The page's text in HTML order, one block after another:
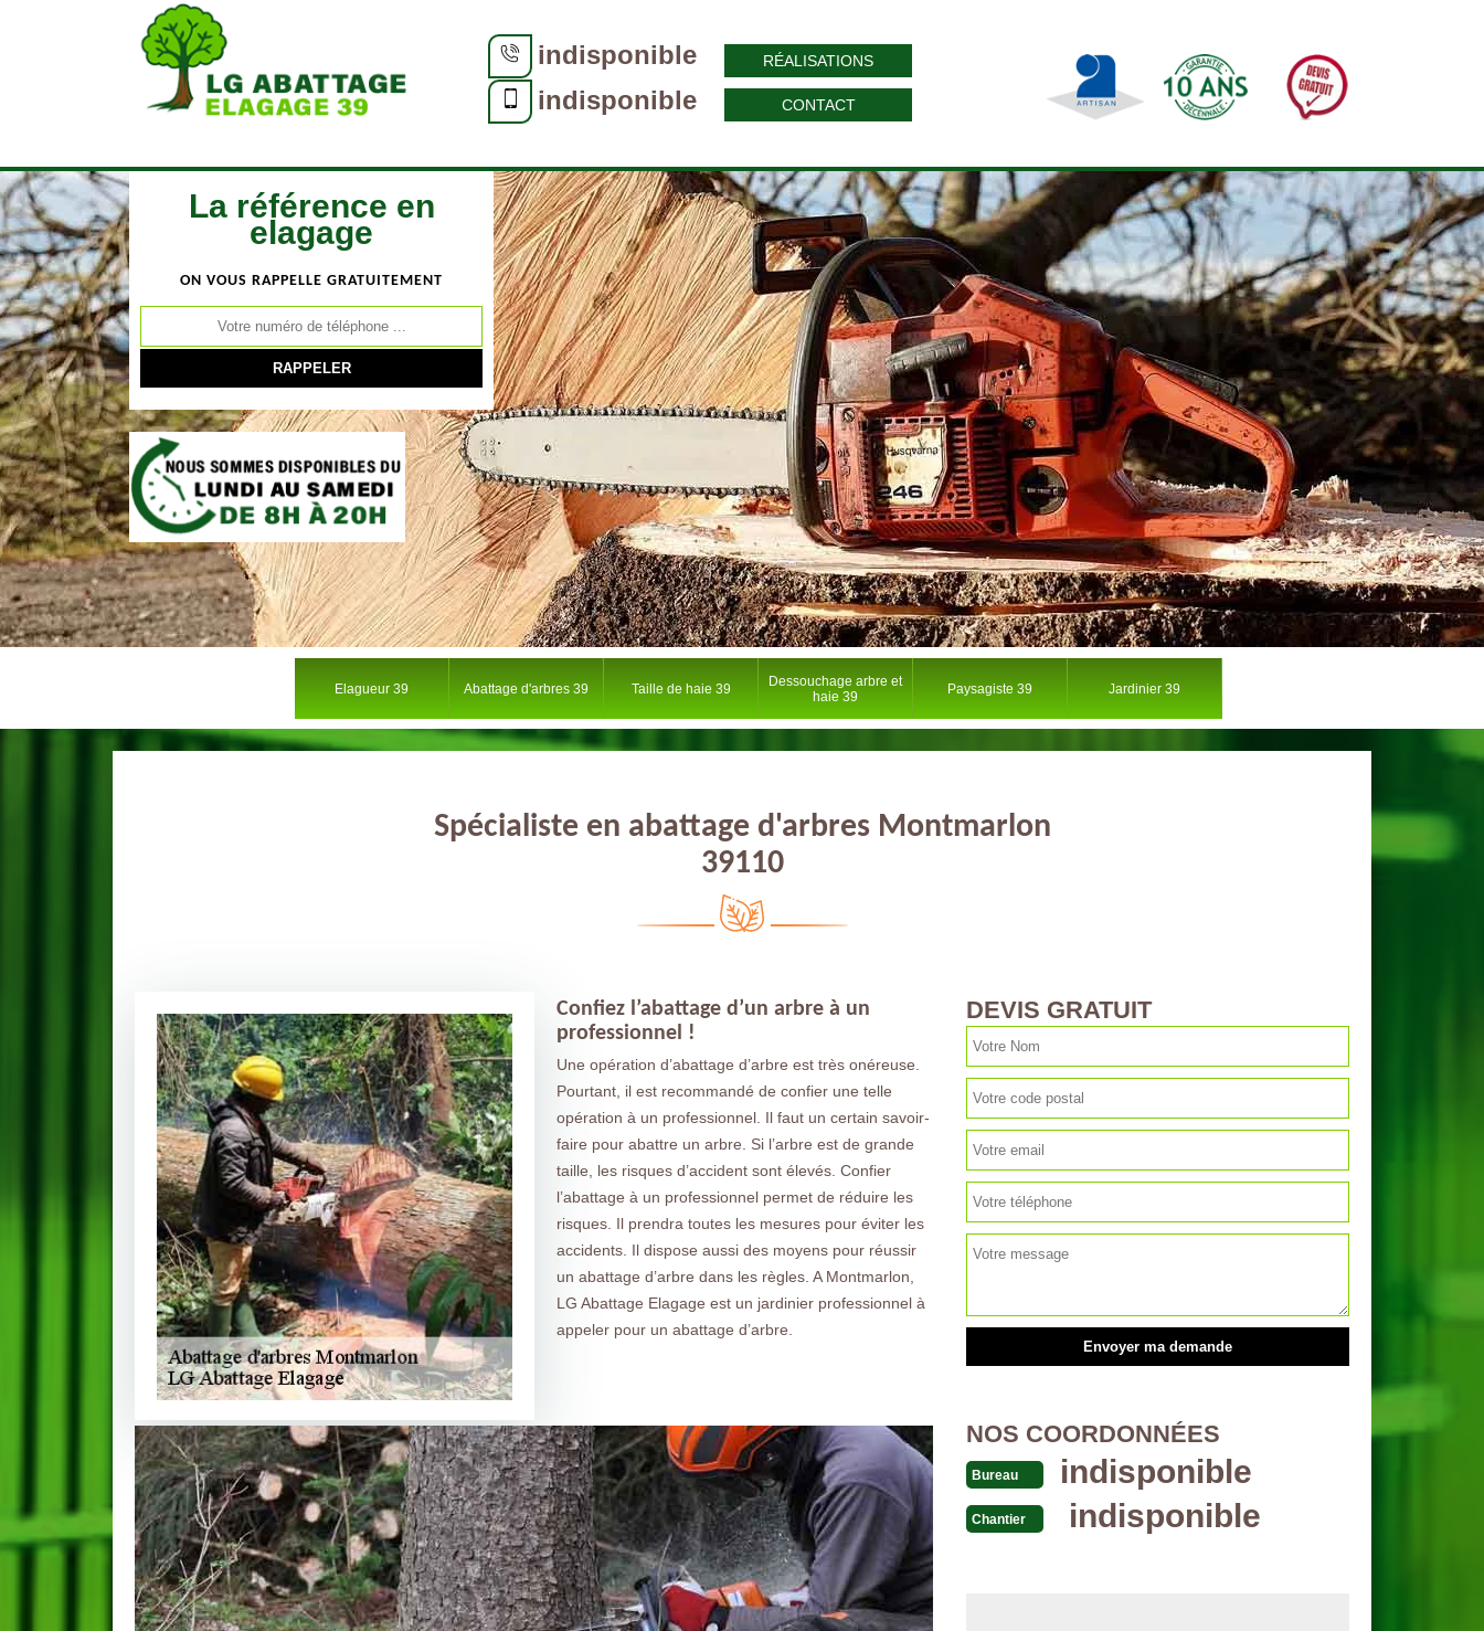
indisponible
indisponible
RÉALISATIONS
CONTACT
La référence en
elagage
ON VOUS RAPPELLE GRATUITEMENT
Elagueur 39 Abattage d'arbres 39 Taille de haie 39
Dessouchage arbre et
haie 39
Paysagiste 39 Jardinier 39
Spécialiste en abattage d'arbres Montmarlon
39110
Confiez l’abattage d’un arbre à un
professionnel !
Une opération d’abattage d’arbre est très onéreuse.
Pourtant, il est recommandé de confier une telle
opération à un professionnel. Il faut un certain savoir-
faire pour abattre un arbre. Si l’arbre est de grande
taille, les risques d’accident sont élevés. Confier
l’abattage à un professionnel permet de réduire les
risques. Il prendra toutes les mesures pour éviter les
accidents. Il dispose aussi des moyens pour réussir
un abattage d’arbre dans les règles. A Montmarlon,
LG Abattage Elagage est un jardinier professionnel à
appeler pour un abattage d’arbre.
DEVIS GRATUIT
NOS COORDONNÉES
Bureau indisponible
Chantier indisponible